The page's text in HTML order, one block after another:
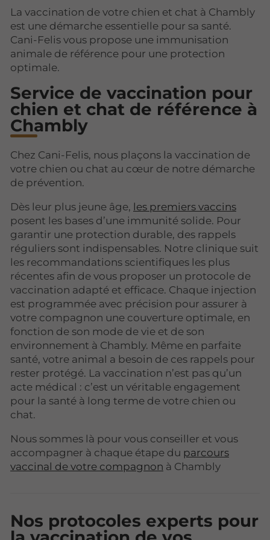
La vaccination de votre chien et chat à Chambly
est une démarche essentielle pour sa santé.
Cani-Felis vous propose une immunisation
animale de référence pour une protection
optimale.
Service de vaccination pour
chien et chat de référence à
Chambly
Chez Cani-Felis, nous plaçons la vaccination de
votre chien ou chat au cœur de notre démarche
de prévention.
Dès leur plus jeune âge, les premiers vaccins
posent les bases d’une immunité solide. Pour
garantir une protection durable, des rappels
réguliers sont indispensables. Notre clinique suit
les recommandations scientifiques les plus
récentes afin de vous proposer un protocole de
vaccination adapté et efficace. Chaque injection
est programmée avec précision pour assurer à
votre compagnon une couverture optimale, en
fonction de son mode de vie et de son
environnement à Chambly. Même en parfaite
santé, votre animal a besoin de ces rappels pour
rester protégé. La vaccination n’est pas qu’un
acte médical : c’est un véritable engagement
pour la santé à long terme de votre chien ou
chat.
Nous sommes là pour vous conseiller et vous
accompagner à chaque étape du parcours
vaccinal de votre compagnon à Chambly
Nos protocoles experts pour